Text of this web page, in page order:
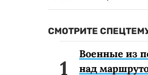
СМОТРИТЕ
Военные из
над